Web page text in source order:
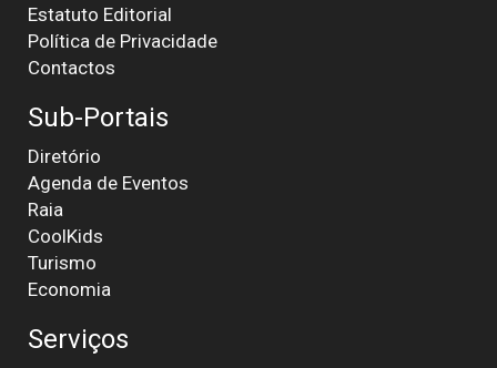
Estatuto Editorial
Política de Privacidade
Contactos
Sub-Portais
Diretório
Agenda de Eventos
Raia
CoolKids
Turismo
Economia
Serviços